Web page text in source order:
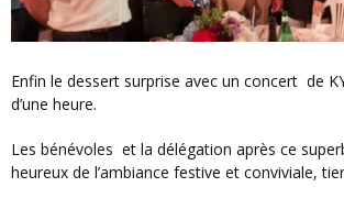
Enfin le dessert surprise avec un concert de
d’une heure.
Les bénévoles et la délégation après ce
heureux de l’ambiance festive et conviviale,